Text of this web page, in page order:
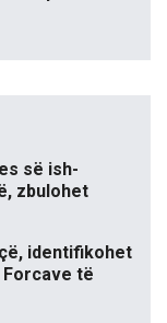
së ish-
zbulohet
identifikohet
të